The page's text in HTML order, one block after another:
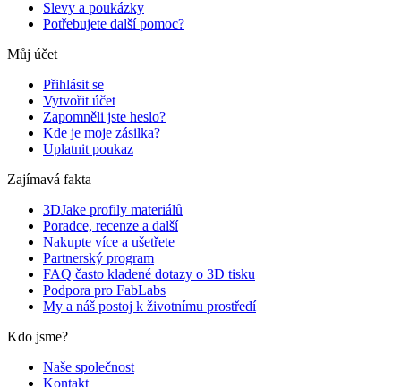
Slevy a poukázky
Potřebujete další pomoc?
Můj účet
Přihlásit se
Vytvořit účet
Zapomněli jste heslo?
Kde je moje zásilka?
Uplatnit poukaz
Zajímavá fakta
3DJake profily materiálů
Poradce, recenze a další
Nakupte více a ušetřete
Partnerský program
FAQ často kladené dotazy o 3D tisku
Podpora pro FabLabs
My a náš postoj k životnímu prostředí
Kdo jsme?
Naše společnost
Kontakt